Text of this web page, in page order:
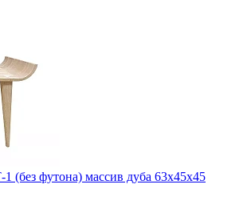
(без футона) массив дуба 63х45х45